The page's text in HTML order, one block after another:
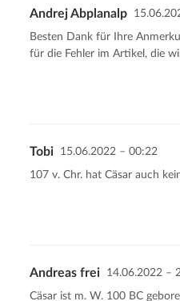
Andrej Abplanalp
Besten Dank für Ihre
für die Fehler im Artikel, die
Tobi 15.06.2022 – 00:22
107 v. Chr. hat Cäsar auch
Andreas frei 14.06.2022 –
Cäsar ist m. W. 100 BC